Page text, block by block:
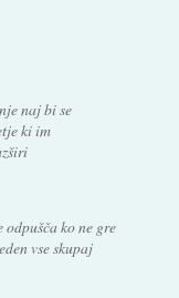
naj bi se
ki im
ko ne gre
vse skupaj